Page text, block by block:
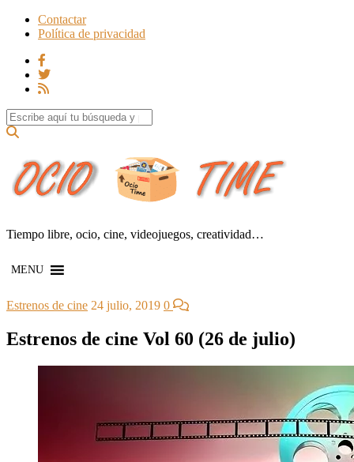
Contactar
Política de privacidad
Search for:
Tiempo libre, ocio, cine, videojuegos, creatividad…
MENU
Estrenos de cine 24 julio, 2019 0
Estrenos de cine Vol 60 (26 de julio)